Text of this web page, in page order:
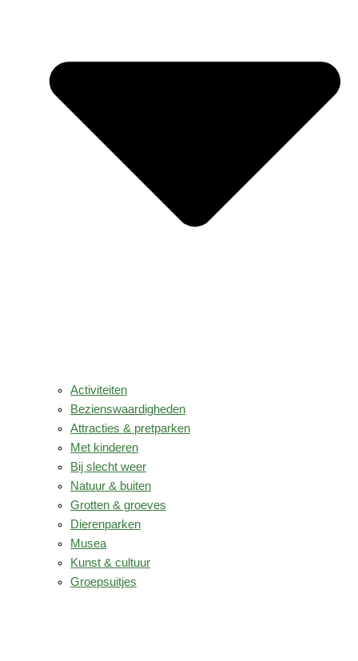
Activiteiten
Bezienswaardigheden
Attracties & pretparken
Met kinderen
Bij slecht weer
Natuur & buiten
Grotten & groeves
Dierenparken
Musea
Kunst & cultuur
Groepsuitjes